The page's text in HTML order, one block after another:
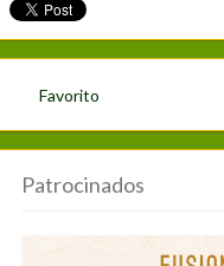
Favorito
Patrocinados